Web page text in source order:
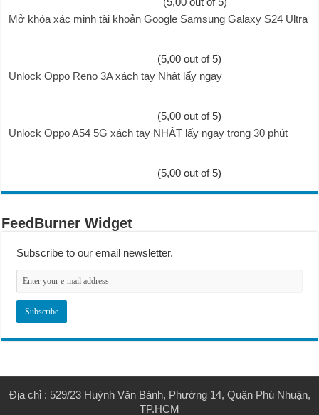
Mở khóa xác minh tài khoản Google Samsung Galaxy S24 Ultra
(5,00 out of 5)
Unlock Oppo Reno 3A xách tay Nhật lấy ngay
(5,00 out of 5)
Unlock Oppo A54 5G xách tay NHẬT lấy ngay trong 30 phút
(5,00 out of 5)
FeedBurner Widget
Subscribe to our email newsletter.
Địa chỉ : 529/23 Huỳnh Văn Bánh, Phường 14, Quận Phú Nhuận,
TP.HCM